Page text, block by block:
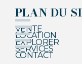
PLAN DU
VENTE
LOCATION
EXPLORER
SERVICES
CONTACT